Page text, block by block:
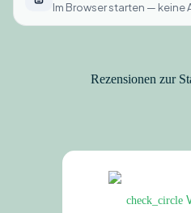
Im Browser starten —
Rezensionen zur
check_circle